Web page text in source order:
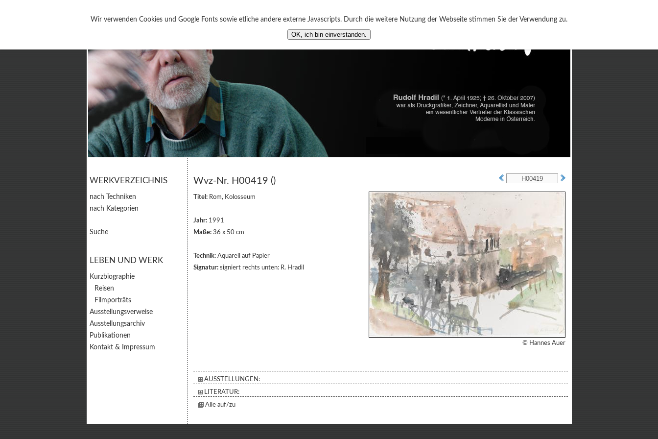
Wir verwenden Cookies und Google Fonts sowie etliche andere externe Javascripts. Durch die weitere Nutzung der Webseite stimmen Sie der Verwendung zu.
OK, ich bin einverstanden.
WERKVERZEICHNIS
nach Techniken
nach Kategorien
Suche
LEBEN UND WERK
Kurzbiographie
Reisen
Filmporträts
Ausstellungsverweise
Ausstellungsarchiv
Publikationen
Kontakt & Impressum
Wvz-Nr. H00419 ()
Titel:Rom, Kolosseum
Jahr:1991
Maße:36 x 50 cm
Technik:Aquarell auf Papier
Signatur:signiert rechts unten: R. Hradil
© Hannes Auer
AUSSTELLUNGEN:
LITERATUR:
Alle auf/zu